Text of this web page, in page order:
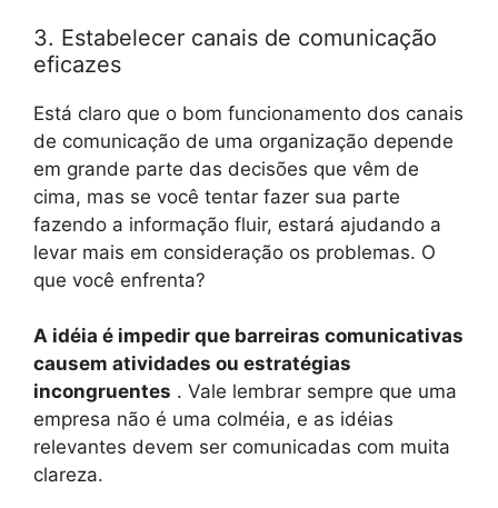
3. Estabelecer canais de comunicação
eficazes
Está claro que o bom funcionamento dos canais
de comunicação de uma organização depende
em grande parte das decisões que vêm de
cima, mas se você tentar fazer sua parte
fazendo a informação fluir, estará ajudando a
levar mais em consideração os problemas. O
que você enfrenta?
A idéia é impedir que barreiras comunicativas
causem atividades ou estratégias
incongruentes . Vale lembrar sempre que uma
empresa não é uma colméia, e as idéias
relevantes devem ser comunicadas com muita
clareza.